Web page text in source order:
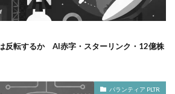
反転するか AI赤字・スターリンク・12億株
パランティア PLTR